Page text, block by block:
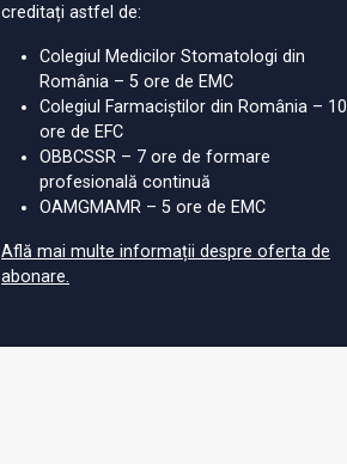
creditați astfel de:
Colegiul Medicilor Stomatologi din
România – 5 ore de EMC
Colegiul Farmaciștilor din România – 10
ore de EFC
OBBCSSR – 7 ore de formare
profesională continuă
OAMGMAMR – 5 ore de EMC
Află mai multe informații despre oferta de
abonare.